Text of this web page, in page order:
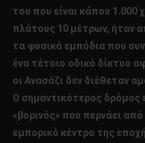
του που είναι κάπου 1.000
πλάτους 10 μέτρων, ήταν
τα φυσικά εμπόδια που
ένα τέτοιο οδικό δίκτυο
οι Ανασάζι δεν διέθεταν
Ο σημαντικότερος δρόμος
«βορινός» που περνάει
εμπορικό κέντρο της